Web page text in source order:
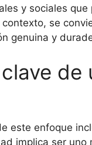
y sociales
se
genuina y
de
este enfoque
implica ser